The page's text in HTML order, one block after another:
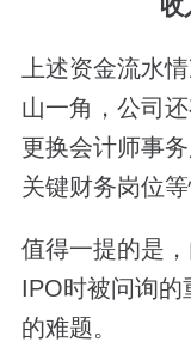
收
上述资金流水
山一角，公司
更换会计师事
关键财务岗位等
值得一提的是
IPO时被问询的
的难题。